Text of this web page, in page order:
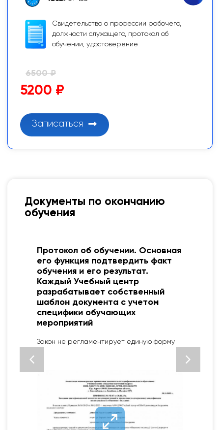
Свидетельство о профессии рабочего,
должности служащего, протокол об
обучении, удостоверение
6500 ₽
5200 ₽
Записаться
Документы по окончанию
обучения
Протокол об обучении. Основная
его функция подтвердить факт
обучения и его результат.
Каждый Учебный центр
разрабатывает собственный
шаблон документа с учетом
специфики обучающих
мероприятий
Закон не регламентирует единую форму